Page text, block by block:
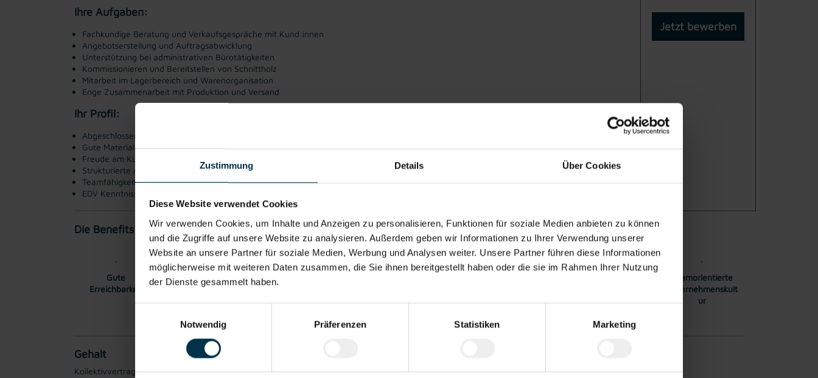
Zustimmung Details Über Cookies
Diese Website verwendet Cookies
Wir verwenden Cookies, um Inhalte und Anzeigen zu personalisieren, Funktionen für soziale Medien anbieten zu können
und die Zugriffe auf unsere Website zu analysieren. Außerdem geben wir Informationen zu Ihrer Verwendung unserer
Website an unsere Partner für soziale Medien, Werbung und Analysen weiter. Unsere Partner führen diese Informationen
möglicherweise mit weiteren Daten zusammen, die Sie ihnen bereitgestellt haben oder die sie im Rahmen Ihrer Nutzung
der Dienste gesammelt haben.
Notwendig
Präferenzen Statistiken Marketing
Ihre Aufgaben:
Fachkundige Beratung und Verkaufsgespräche mit Kund:innen
Angebotserstellung und Auftragsabwicklung
Unterstützung bei administrativen Bürotätigkeiten
Kommissionieren und Bereitstellen von Schnittholz
Mitarbeit im Lagerbereich und Warenorganisation
Enge Zusammenarbeit mit Produktion und Versand
Ihr Profil:
Abgeschlossene Ausbildung in einem handwerklichen Beruf
Gute Materialkenntnisse im Bereich Schnittholz, Bauholz oder Holzwerkstoffe
Freude am Kundenkontakt und an Beratungsgesprächen
Strukturierte Arbeitsweise im Büro sowie praktische Einsatzbereitschaft im Lager
Teamfähigkeit und Hands-on-Mentalität
EDV Kenntnisse
Jetzt bewerben
Die Benefits:
Gute
Erreichbarkeit
Gratis Parkplatz
Integration ins
Stammpersonal
Teamorientierte
Unternehmenskult
ur
Gehalt
Kollektivvertragliches Mindestgehalt EUR 2.929,50 brutto monatlich. Überzahlung auf Grund von Qualifikation und Berufserfahrung möglich.